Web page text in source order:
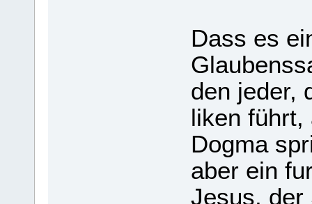
Dass es
den jeder,
li­ken führt,
Dogma
aber ein
Jesus,